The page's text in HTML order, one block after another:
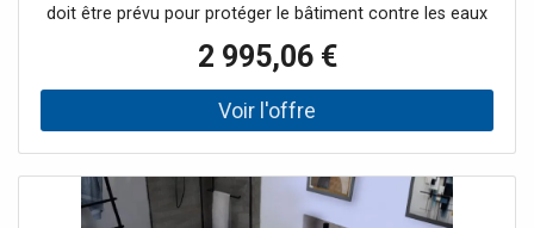
doit être prévu pour protéger le bâtiment contre les eaux
baignoire sans trop-plein Aucun siphon de sol n'est requis
avec ViFlow +
2 995,06 €